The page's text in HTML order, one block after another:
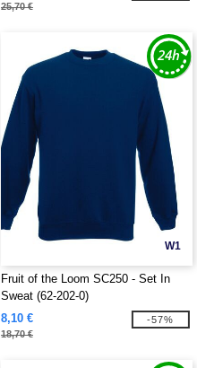
25,70 €
W1
Fruit of the Loom SC250 - Set In
Sweat (62-202-0)
8,10 €
18,70 €
-57%